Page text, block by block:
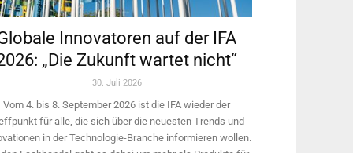
Innovatoren auf der IFA
„Die Zukunft wartet nicht“
30. Juli 2026
Vom 4. bis 8. September 2026 ist die IFA wieder der
für alle, die sich über die neuesten Trends und
in der Technologie-­Branche informieren wollen.